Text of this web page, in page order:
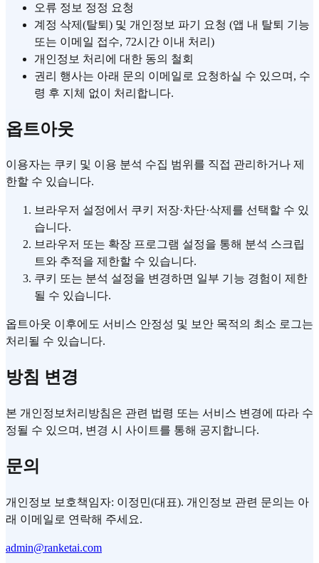
오류 정보 정정 요청
계정 삭제(탈퇴) 및 개인정보 파기 요청 (앱 내 탈퇴 기능
또는 이메일 접수, 72시간 이내 처리)
개인정보 처리에 대한 동의 철회
권리 행사는 아래 문의 이메일로 요청하실 수 있으며, 수
령 후 지체 없이 처리합니다.
옵트아웃
이용자는 쿠키 및 이용 분석 수집 범위를 직접 관리하거나 제
한할 수 있습니다.
브라우저 설정에서 쿠키 저장·차단·삭제를 선택할 수 있
습니다.
브라우저 또는 확장 프로그램 설정을 통해 분석 스크립
트와 추적을 제한할 수 있습니다.
쿠키 또는 분석 설정을 변경하면 일부 기능 경험이 제한
될 수 있습니다.
옵트아웃 이후에도 서비스 안정성 및 보안 목적의 최소 로그는
처리될 수 있습니다.
방침 변경
본 개인정보처리방침은 관련 법령 또는 서비스 변경에 따라 수
정될 수 있으며, 변경 시 사이트를 통해 공지합니다.
문의
개인정보 보호책임자: 이정민(대표). 개인정보 관련 문의는 아
래 이메일로 연락해 주세요.
admin@ranketai.com